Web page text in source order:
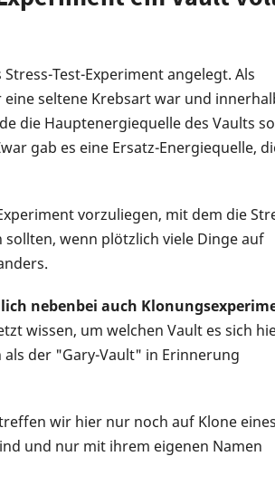
Test-Experiment angelegt. Als
seltene Krebsart war und
die Hauptenergiequelle des Vaults so
gab es eine Ersatz-Energiequelle,
vorzuliegen, mit dem die
wenn plötzlich viele Dinge auf
nebenbei auch
wissen, um welchen Vault es sich
der "Gary-Vault" in Erinnerung
wir hier nur noch auf Klone eines
und nur mit ihrem eigenen Namen